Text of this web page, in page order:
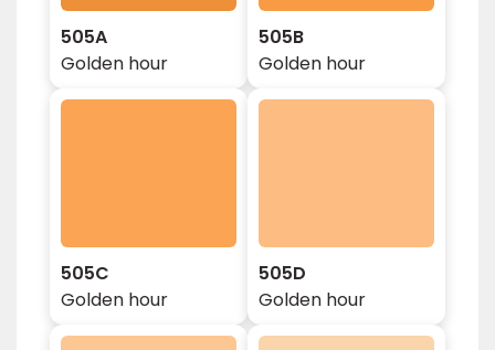
505A
Golden hour
505B
Golden hour
505C
Golden hour
505D
Golden hour